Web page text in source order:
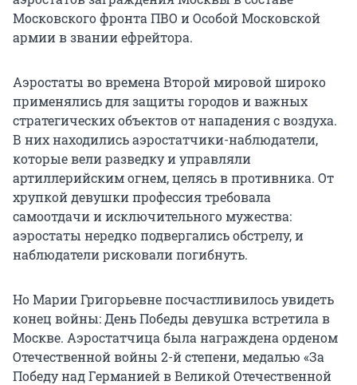
Московского фронта ПВО и Особой Московской
армии в звании ефрейтора.
Аэростаты во времена Второй мировой широко
применялись для защиты городов и важных
стратегических объектов от нападения с воздуха.
В них находились аэростатчики-наблюдатели,
которые вели разведку и управляли
артиллерийским огнем, целясь в противника. От
хрупкой девушки профессия требовала
самоотдачи и исключительного мужества:
аэростаты нередко подвергались обстрелу, и
наблюдатели рисковали погибнуть.
Но Марии Григорьевне посчастливилось увидеть
конец войны: День Победы девушка встретила в
Москве. Аэростатчица была награждена орденом
Отечественной войны 2-й степени, медалью «За
Победу над Германией в Великой Отечественной